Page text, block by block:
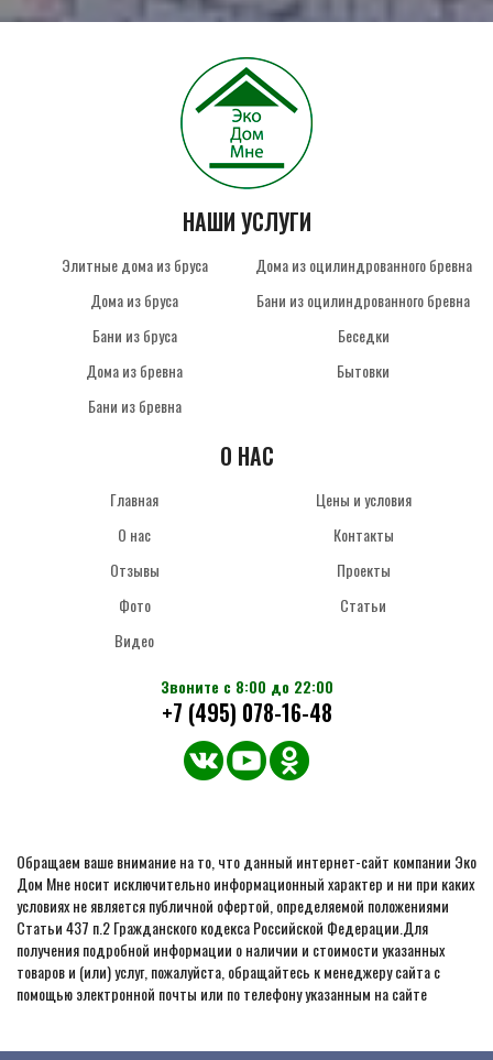
НАШИ УСЛУГИ
Элитные дома из бруса
Дома из бруса
Бани из бруса
Дома из бревна
Бани из бревна
Дома из оцилиндрованного бревна
Бани из оцилиндрованного бревна
Беседки
Бытовки
О НАС
Главная
О нас
Отзывы
Фото
Видео
Цены и условия
Контакты
Проекты
Статьи
Звоните с 8:00 до 22:00
+7 (495) 078-16-48
Обращаем ваше внимание на то, что данный интернет-сайт компании Эко
Дом Мне носит исключительно информационный характер и ни при каких
условиях не является публичной офертой, определяемой положениями
Статьи 437 п.2 Гражданского кодекса Российской Федерации.Для
получения подробной информации о наличии и стоимости указанных
товаров и (или) услуг, пожалуйста, обращайтесь к менеджеру сайта с
помощью электронной почты или по телефону указанным на сайте